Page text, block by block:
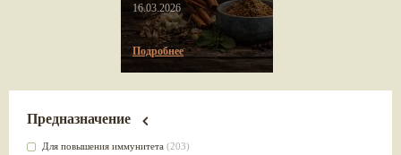
16.03.2026
Подробнее
Предназначение
Для повышения иммунитета (203)